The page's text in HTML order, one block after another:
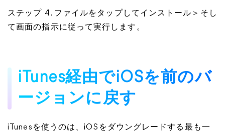
ステップ 4. ファイルをタップしてインストール＞そし
て画面の指示に従って実行します。
iTunes経由でiOSを前のバ
ージョンに戻す
iTunesを使うのは、iOSをダウングレードする最も一